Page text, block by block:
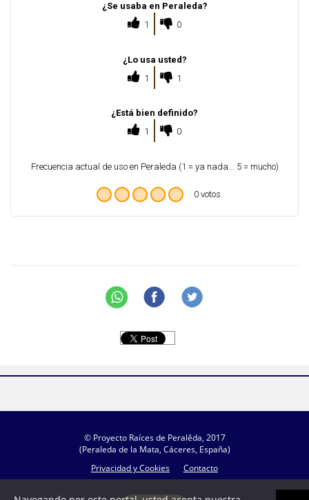
¿Se usaba en Peraleda?
1
0
¿Lo usa usted?
1
1
¿Está bien definido?
1
0
Frecuencia actual de uso en Peraleda (1 = ya nada... 5 = mucho)
0 votos
© Proyecto Raíces de Peralêda, 2017
(Peraleda de la Mata, Cáceres, España)
Privacidad y Cookies
Contacto